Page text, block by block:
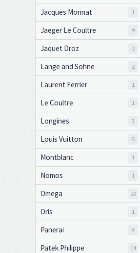
Jacques Monnat 1
Jaeger Le Coultre 9
Jaquet Droz 2
Lange and Sohne 2
Laurent Ferrier 1
Le Coultre 1
Longines 3
Louis Vuitton 5
Montblanc 1
Nomos 1
Omega 20
Oris 1
Panerai 4
Patek Philippe 14